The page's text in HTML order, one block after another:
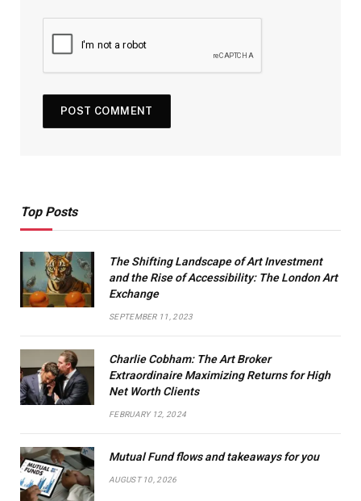
Top Posts
The Shifting Landscape of Art Investment
and the Rise of Accessibility: The London Art
Exchange
SEPTEMBER 11, 2023
Charlie Cobham: The Art Broker
Extraordinaire Maximizing Returns for High
Net Worth Clients
FEBRUARY 12, 2024
Mutual Fund flows and takeaways for you
AUGUST 10, 2026